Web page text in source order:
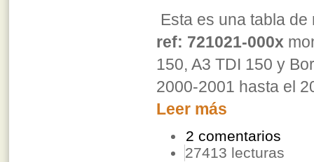
Esta es una tabla
ref: 721021-000x
150, A3 TDI 150 y
2000-2001 hasta el
Leer más
2 comentarios
27413 lecturas